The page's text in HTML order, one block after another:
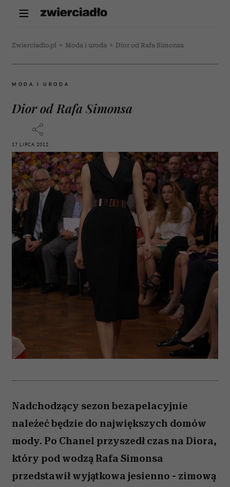
Zwierciadlo.pl > Moda i uroda > Dior od Rafa Simonsa
MODA I URODA
Dior od Rafa Simonsa
17 LIPCA 2012
Nadchodzący sezon bezapelacyjnie
należeć będzie do największych domów
mody. Po Chanel przyszedł czas na Diora,
który pod wodzą Rafa Simonsa
przedstawił wyjątkowa jesienno - zimową